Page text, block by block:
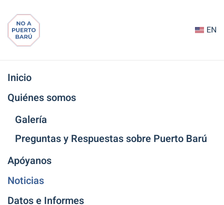
Ir
al
EN
Inicio
Quiénes somos
Galería
Preguntas y Respuestas sobre Puerto Barú
Apóyanos
Noticias
Datos e Informes